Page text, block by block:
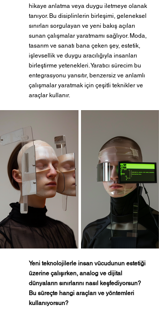
hikaye anlatma veya duygu iletmeye olanak
tanıyor. Bu disiplinlerin birleşimi, geleneksel
sınırları sorgulayan ve yeni bakış açıları
sunan çalışmalar yaratmamı sağlıyor. Moda,
tasarım ve sanatı bana çeken şey, estetik,
işlevsellik ve duygu aracılığıyla insanları
birleştirme yetenekleri. Yaratıcı sürecim bu
entegrasyonu yansıtır, benzersiz ve anlamlı
çalışmalar yaratmak için çeşitli teknikler ve
araçlar kullanır.
Yeni teknolojilerle insan vücudunun estetiği
üzerine çalışırken, analog ve dijital
dünyaların sınırlarını nasıl keşfediyorsun?
Bu süreçte hangi araçları ve yöntemleri
kullanıyorsun?